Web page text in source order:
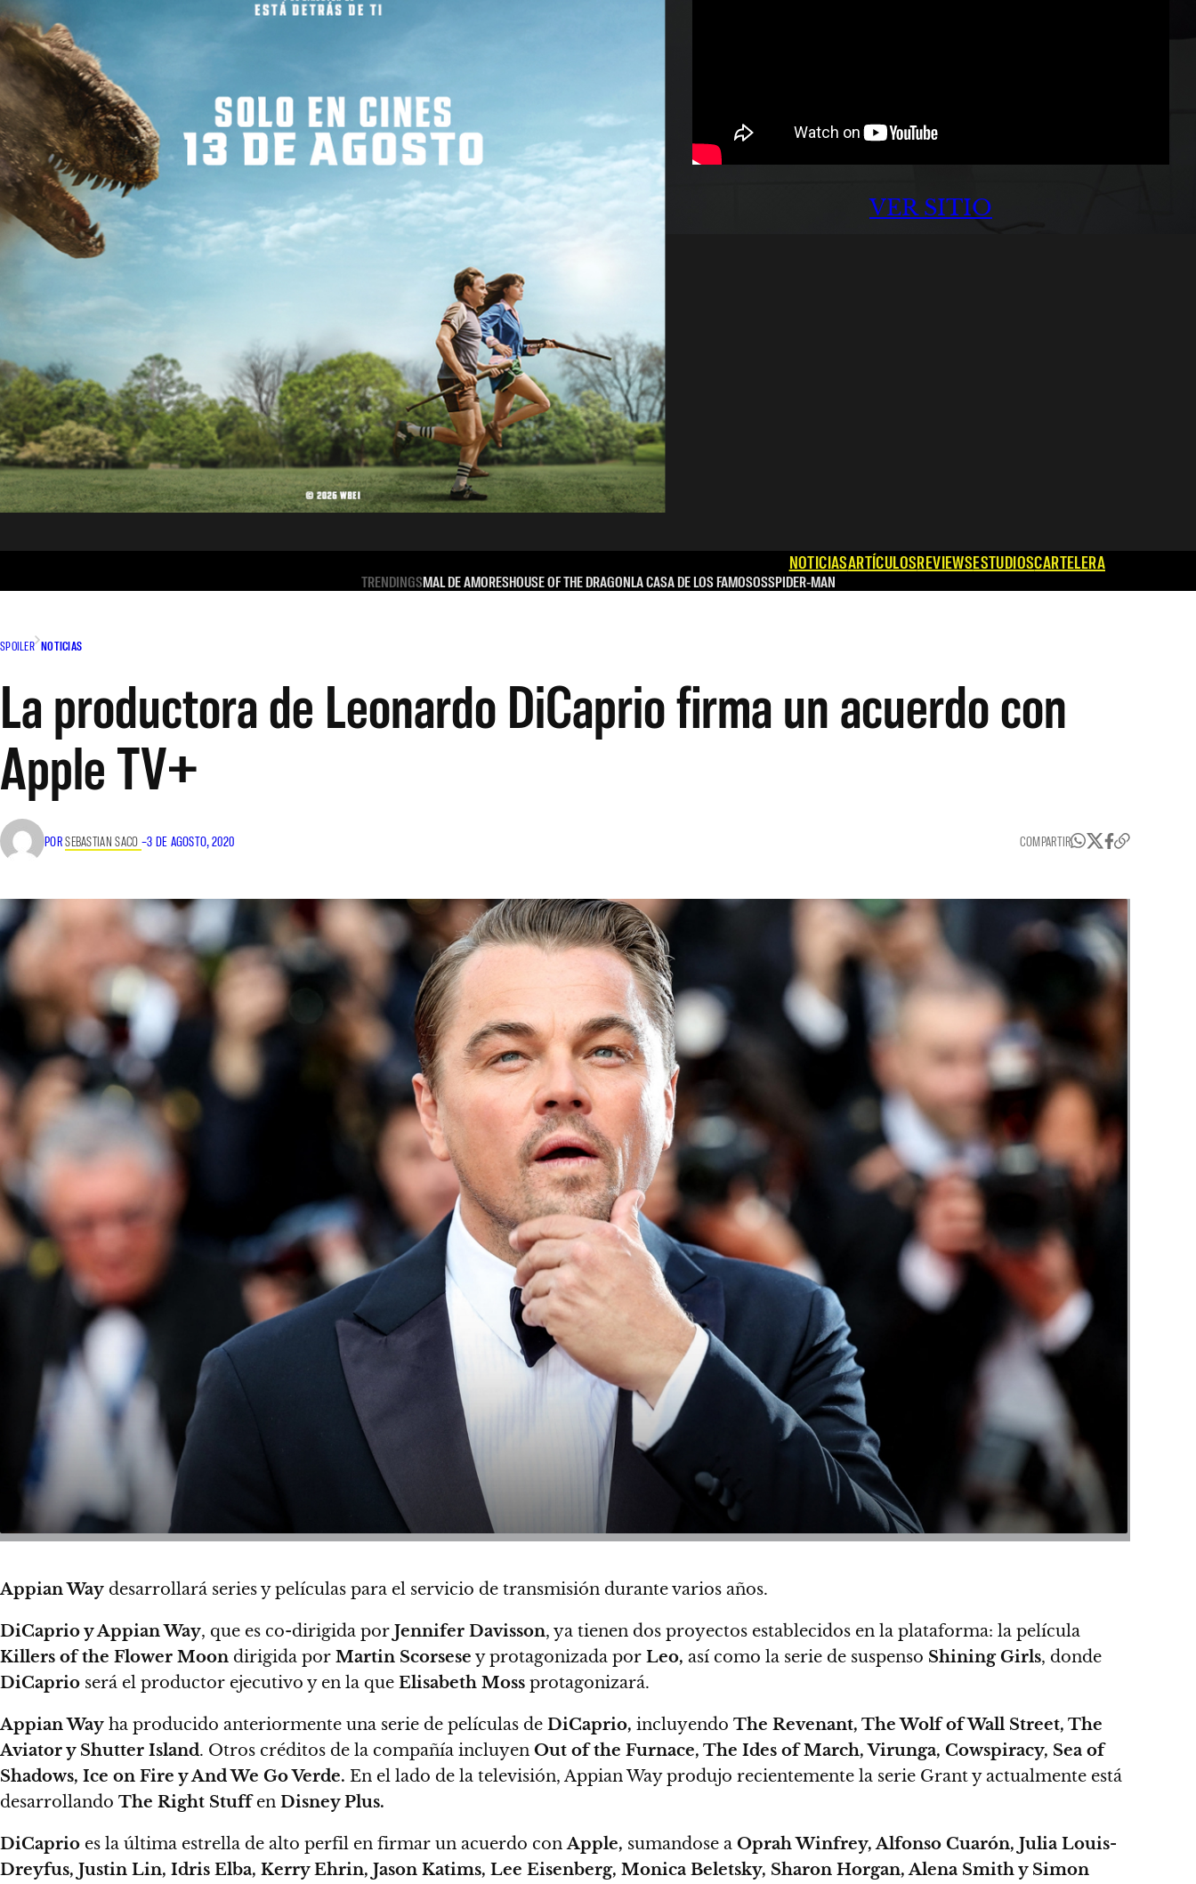
VER SITIO
NOTICIASARTÍCULOSREVIEWSESTUDIOSCARTELERA
TRENDINGSMAL DE AMORESHOUSE OF THE DRAGONLA CASA DE LOS FAMOSOSSPIDER-MAN
SPOILER NOTICIAS
La productora de Leonardo DiCaprio firma un acuerdo con
Apple TV+
PORSEBASTIAN SACO –3 DE AGOSTO, 2020 COMPARTIR
Appian Way desarrollará series y películas para el servicio de transmisión durante varios años.
DiCaprio y Appian Way, que es co-dirigida por Jennifer Davisson, ya tienen dos proyectos establecidos en la plataforma: la película
Killers of the Flower Moon dirigida por Martin Scorsese y protagonizada por Leo, así como la serie de suspenso Shining Girls, donde
DiCaprio será el productor ejecutivo y en la que Elisabeth Moss protagonizará.
Appian Way ha producido anteriormente una serie de películas de DiCaprio, incluyendo The Revenant, The Wolf of Wall Street, The
Aviator y Shutter Island. Otros créditos de la compañía incluyen Out of the Furnace, The Ides of March, Virunga, Cowspiracy, Sea of ​​
Shadows, Ice on Fire y And We Go Verde. En el lado de la televisión, Appian Way produjo recientemente la serie Grant y actualmente está
desarrollando The Right Stuffen Disney Plus.
DiCaprio es la última estrella de alto perfil en firmar un acuerdo conApple, sumandose a Oprah Winfrey, Alfonso Cuarón, Julia Louis-
Dreyfus, Justin Lin, Idris Elba, Kerry Ehrin, Jason Katims, Lee Eisenberg, Monica Beletsky, Sharon Horgan, Alena Smith y Simon